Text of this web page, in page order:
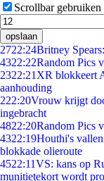
Scrollbar gebruiken
opslaan
2722:24Britney
4322:22Random Pics
2322:21 XR blokkeert
aanhouding
222:20Vrouw krijgt
ingebracht
4822:20Random Pics
4322:19Houthi's
blokkade olieroute
4522:11VS: kans op
munitietekort wordt